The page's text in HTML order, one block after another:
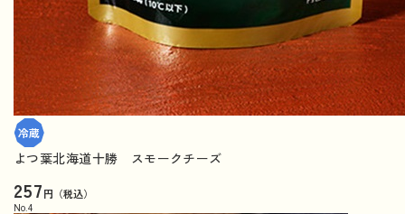
よつ葉北海道十勝 スモークチーズ
257円（税込）
No. 4